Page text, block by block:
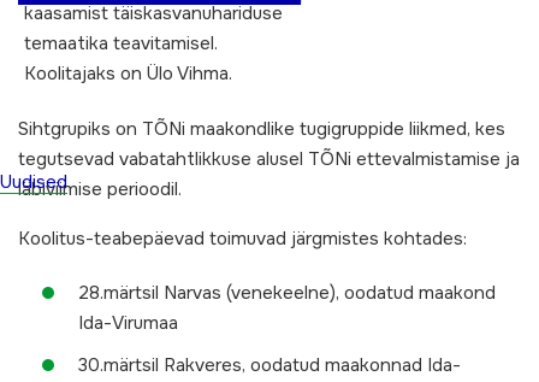
Uudised
kaasamist täiskasvanuhariduse
temaatika teavitamisel.
Koolitajaks on Ülo Vihma.
Sihtgrupiks on TÕNi maakondlike tugigruppide liikmed, kes
tegutsevad vabatahtlikkuse alusel TÕNi ettevalmistamise ja
läbiviimise perioodil.
Koolitus-teabepäevad toimuvad järgmistes kohtades:
28.märtsil Narvas (venekeelne), oodatud maakond
Ida-Virumaa
30.märtsil Rakveres, oodatud maakonnad Ida-